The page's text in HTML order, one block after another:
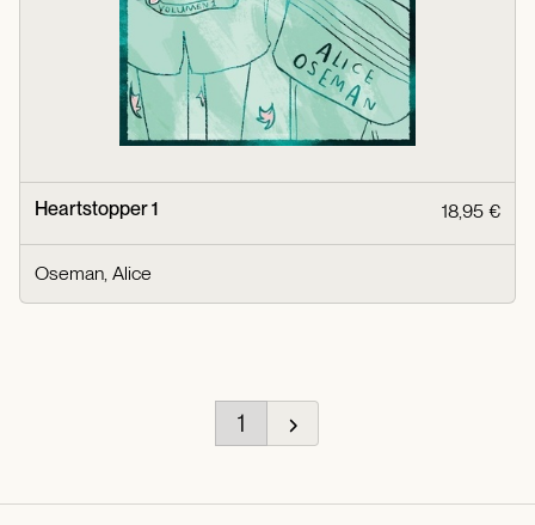
Heartstopper 1 18,95 €
Oseman, Alice
1